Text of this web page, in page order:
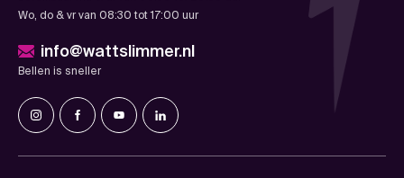
Wo, do & vr van 08:30 tot 17:00 uur
info@wattslimmer.nl
Bellen is sneller